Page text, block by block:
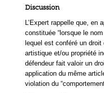
Discussion
L’Expert rappelle que, en
constituée “lorsque le
lequel est conféré un
artistique et/ou propriété
défendeur fait valoir un
application du même
violation du